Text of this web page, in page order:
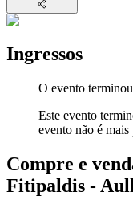
Ingressos
O evento terminou
Este evento
evento não é mais
Compre e
Fitipaldis -